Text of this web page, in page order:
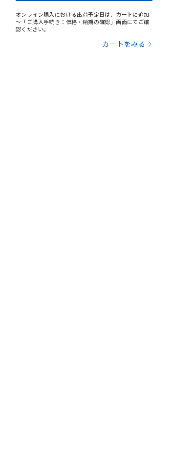
オンライン購入における出荷予定日は、カートに追加
～「ご購入手続き：価格・納期の確認」画面にてご確
認ください。
カートをみる